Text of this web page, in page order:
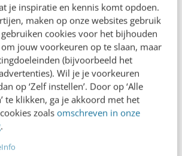
je inspiratie en kennis komt opdoen.
maken op onze websites gebruik
cookies voor het bijhouden
jouw voorkeuren op te slaan, maar
(bijvoorbeeld het
Wil je je voorkeuren
op ‘Zelf instellen’. Door op ‘Alle
te klikken, ga je akkoord met het
zoals omschreven in onze
.
virtuele werelden
een